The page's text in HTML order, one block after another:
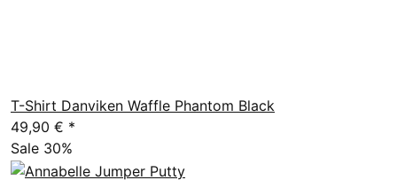
T-Shirt Danviken Waffle Phantom Black
49,90 € *
Sale 30%